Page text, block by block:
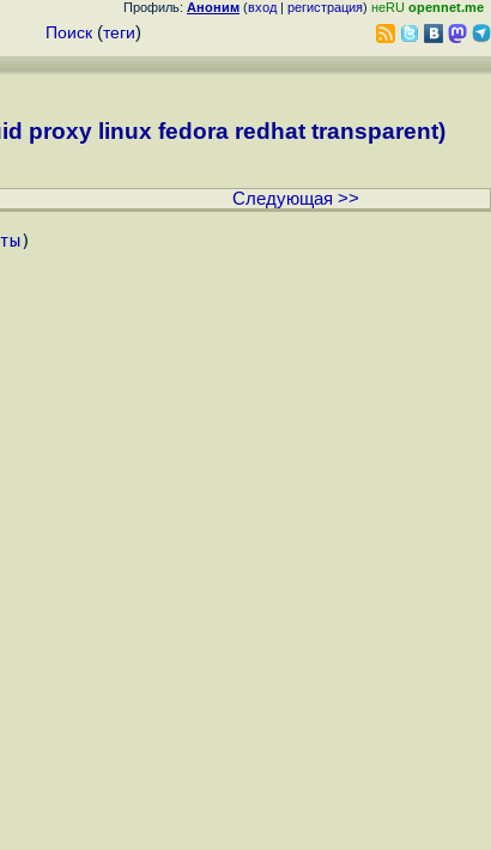
Профиль: Аноним (вход | регистрация) неRU opennet.me
Поиск (теги)
proxy linux fedora redhat transparent)
Следующая >>
)